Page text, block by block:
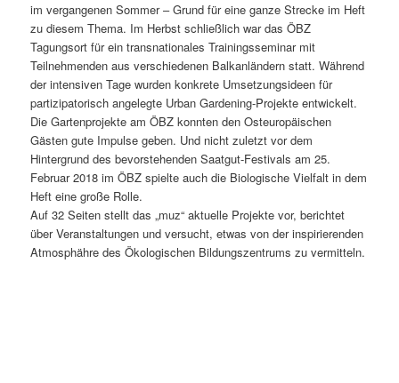
im vergangenen Sommer – Grund für eine ganze Strecke im Heft
zu diesem Thema. Im Herbst schließlich war das ÖBZ
Tagungsort für ein transnationales Trainingsseminar mit
Teilnehmenden aus verschiedenen Balkanländern statt. Während
der intensiven Tage wurden konkrete Umsetzungsideen für
partizipatorisch angelegte Urban Gardening-Projekte entwickelt.
Die Gartenprojekte am ÖBZ konnten den Osteuropäischen
Gästen gute Impulse geben. Und nicht zuletzt vor dem
Hintergrund des bevorstehenden Saatgut-Festivals am 25.
Februar 2018 im ÖBZ spielte auch die Biologische Vielfalt in dem
Heft eine große Rolle.
Auf 32 Seiten stellt das „muz“ aktuelle Projekte vor, berichtet
über Veranstaltungen und versucht, etwas von der inspirierenden
Atmosphähre des Ökologischen Bildungszentrums zu vermitteln.